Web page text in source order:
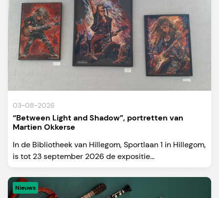
03-08-2026
“Between Light and Shadow”, portretten van
Martien Okkerse
In de Bibliotheek van Hillegom, Sportlaan 1 in Hillegom,
is tot 23 september 2026 de expositie...
Nieuws